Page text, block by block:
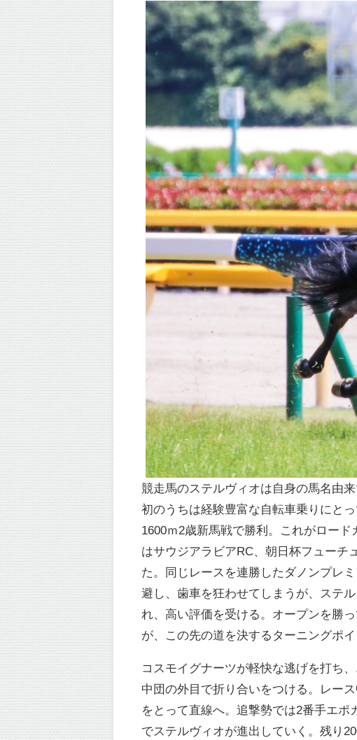
競走馬のステルヴィオは自身の馬名由
初のうちは経験豊富な自転車乗りにと
1600ｍ2歳新馬戦で勝利。これがロー
はサウジアラビアRC、朝日杯フューチ
た。同じレースを連勝したダノンプレ
避し、歯車を狂わせてしまうが、ステ
れ、高い評価を受ける。オープンを勝
が、この先の道を決するターニングポイ
コスモイグナーツが軽快な逃げを打ち
中団の外目で折り合いをつける。レー
をとって直線へ。追撃勢では2番手エ
でステルヴィオが進出していく。残り